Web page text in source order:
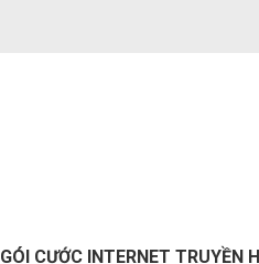
GÓI CƯỚC INTERNET TRUYỀN